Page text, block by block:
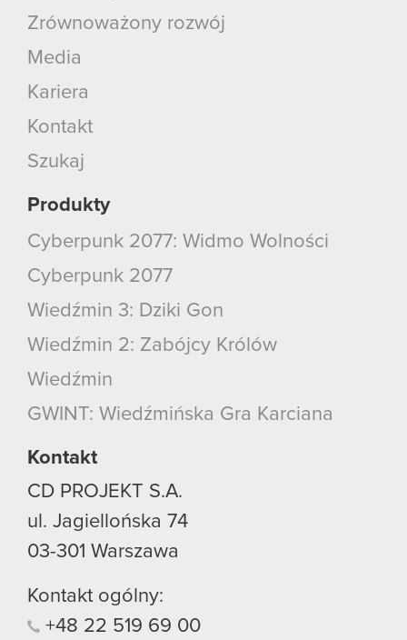
Zrównoważony rozwój
Media
Kariera
Kontakt
Szukaj
Produkty
Cyberpunk 2077: Widmo Wolności
Cyberpunk 2077
Wiedźmin 3: Dziki Gon
Wiedźmin 2: Zabójcy Królów
Wiedźmin
GWINT: Wiedźmińska Gra Karciana
Kontakt
CD PROJEKT S.A.
ul. Jagiellońska 74
03-301 Warszawa
Kontakt ogólny:
+48 22 519 69 00